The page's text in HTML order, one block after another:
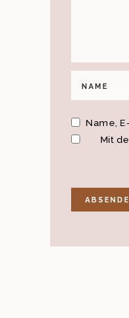
Name,
Mit